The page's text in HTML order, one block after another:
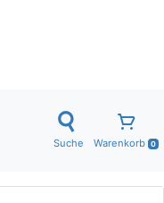
Suche Warenkorb 0